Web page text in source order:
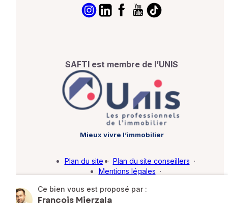
Ce bien vous est proposé par :
François Mierzala
SAFTI est membre de l’UNIS
Mieux vivre l’immobilier
Plan du site · Plan du site conseillers ·
Mentions légales ·
Barème d'honoraires · Paramétrer mes cookies